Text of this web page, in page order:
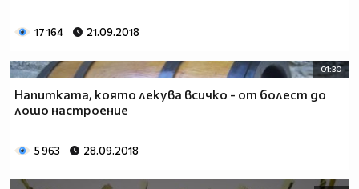
17 164 21.09.2018
01:30
Напитката, която лекува всичко - от болест до
лошо настроение
5 963 28.09.2018